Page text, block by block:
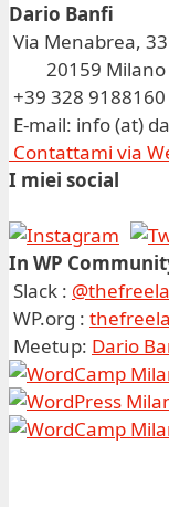
Dario Banfi
Via Menabrea, 33
20159
+39 328 9188160
E-mail: info (at)
Contattami via
I miei social
In WP
Slack :
WP.org :
Meetup: Dario